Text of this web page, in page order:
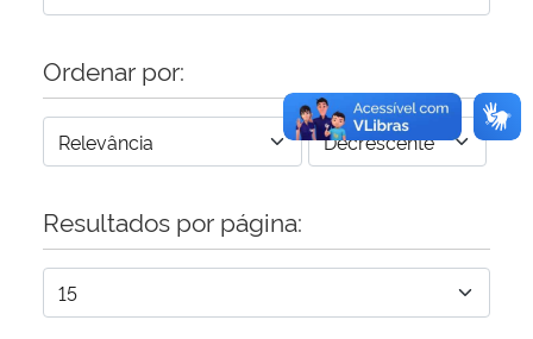
Ordenar por:
Resultados por página: